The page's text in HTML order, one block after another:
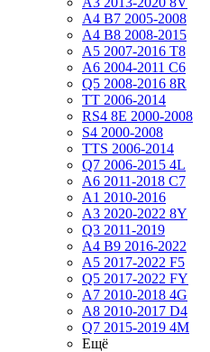
A4 B7 2005-2008
A4 B8 2008-2015
A5 2007-2016 T8
A6 2004-2011 C6
Q5 2008-2016 8R
TT 2006-2014
RS4 8E 2000-2008
S4 2000-2008
TTS 2006-2014
Q7 2006-2015 4L
A6 2011-2018 С7
A1 2010-2016
A3 2020-2022 8Y
Q3 2011-2019
A4 B9 2016-2022
A5 2017-2022 F5
Q5 2017-2022 FY
A7 2010-2018 4G
A8 2010-2017 D4
Q7 2015-2019 4M
Ещё